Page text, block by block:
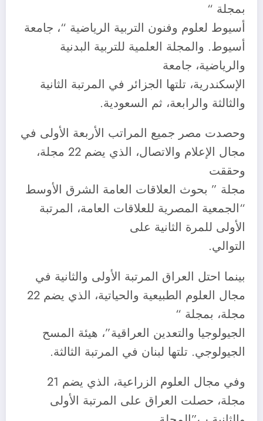
بمجلة “
أسيوط لعلوم وفنون التربية الرياضية “، جامعة
أسيوط. والمجلة العلمية للتربية البدنية
والرياضية، جامعة
الإسكندرية، تلتها الجزائر في المرتبة الثانية
والثالثة والرابعة، ثم السعودية.
وحصدت مصر جميع المراتب الأربعة الأولى في
مجال الإعلام والاتصال، الذي يضم 22 مجلة،
وحققت
مجلة ” بحوث العلاقات العامة الشرق الأوسط
“الجمعية المصرية للعلاقات العامة، المرتبة
الأولى للمرة الثانية على
التوالي.
بينما احتل العراق المرتبة الأولى والثانية في
مجال العلوم الطبيعية والحياتية، الذي يضم 22
مجلة، بمجلة “
الجيولوجيا والتعدين العراقية”، هيئة المسح
الجيولوجي. تلتها لبنان في المرتبة الثالثة.
وفي مجال العلوم الزراعية، الذي يضم 21
مجلة، حصلت العراق على المرتبة الأولى